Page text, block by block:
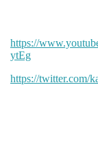
https://
ytEg
https://twitter.com/